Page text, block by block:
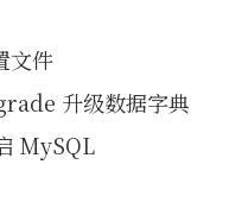
文件
升级数据字典
MySQL